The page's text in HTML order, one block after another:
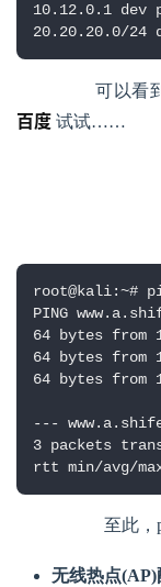
10.12.0.1 dev
20.20.20.0/24
可以看
百度 试试……
root@kali:~#
PING
64 bytes from
64 bytes from
64 bytes from
---
3 packets
rtt min/avg/
无线热点(AP)